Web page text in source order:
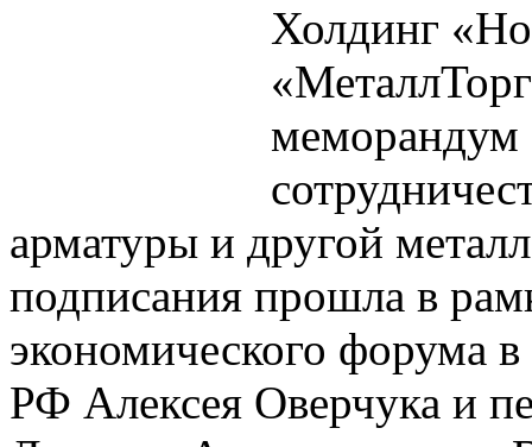
Холдинг
меморандум
арматуры и другой
подписания прошла в
экономического форума
РФ Алексея Оверчука и